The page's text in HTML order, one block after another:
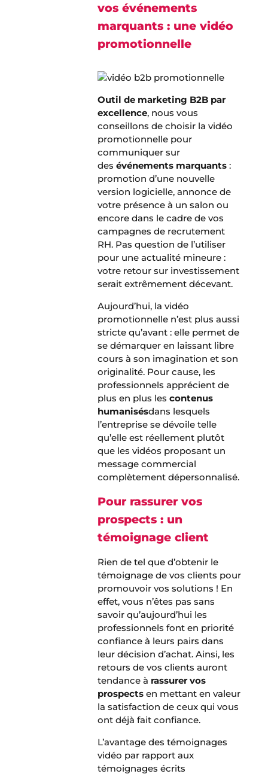
vos événements
marquants : une vidéo
promotionnelle
Outil de marketing B2B par
excellence, nous vous
conseillons de choisir la vidéo
promotionnelle pour
communiquer sur
desévénements marquants :
promotion d’une nouvelle
version logicielle, annonce de
votre présence à un salon ou
encore dans le cadre de vos
campagnes de recrutement
RH. Pas question de l’utiliser
pour une actualité mineure :
votre retour sur investissement
serait extrêmement décevant.
Aujourd’hui, la vidéo
promotionnelle n’est plus aussi
stricte qu’avant : elle permet de
se démarquer en laissant libre
cours à son imagination et son
originalité. Pour cause, les
professionnels apprécient de
plus en plus lescontenus
humanisésdans lesquels
l’entreprise se dévoile telle
qu’elle est réellement plutôt
que les vidéos proposant un
message commercial
complètement dépersonnalisé.
Pour rassurer vos
prospects : un
témoignage client
Rien de tel que d’obtenir le
témoignage de vos clients pour
promouvoir vos solutions ! En
effet, vous n’êtes pas sans
savoir qu’aujourd’hui les
professionnels font en priorité
confiance à leurs pairs dans
leur décision d’achat. Ainsi, les
retours de vos clients auront
tendance à rassurer vos
prospects en mettant en valeur
la satisfaction de ceux qui vous
ont déjà fait confiance.
L’avantage des témoignages
vidéo par rapport aux
témoignages écrits